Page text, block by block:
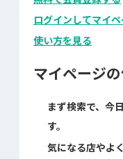
ログインしてマイ
使い方を見る
マイページ
まず検索で、今
す。
気になる店やよ